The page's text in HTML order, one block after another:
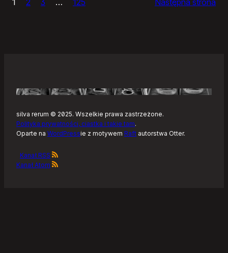
–
Linuksa
silva rerum © 2025. Wszelkie prawa zastrzeżone.
Polityka prywatności, ciastka i takie tam.
Oparte na WordPressie z motywem Raft autorstwa Otter.
Kanał RSS
Kanał Atom